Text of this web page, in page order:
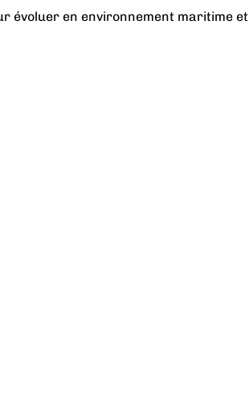
évoluer en environnement maritime et